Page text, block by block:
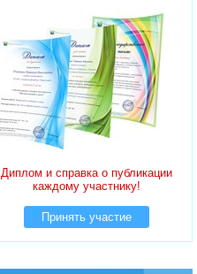
Диплом и справка о публикации
каждому участнику!
Принять участие